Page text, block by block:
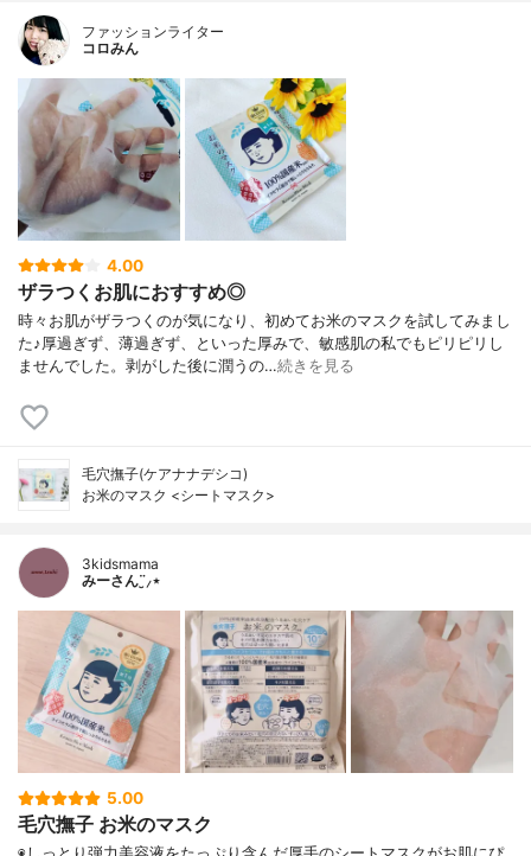
ファッションライター
コロみん
4.00
ザラつくお肌におすすめ◎
時々お肌がザラつくのが気になり、初めてお米のマスクを試してみまし
た♪厚過ぎず、薄過ぎず、といった厚みで、敏感肌の私でもピリピリし
ませんでした。剥がした後に潤うの…続きを見る
毛穴撫子(ケアナナデシコ)
お米のマスク <シートマスク>
3kidsmama
みーさん¨̮⸝⋆
5.00
毛穴撫子 お米のマスク